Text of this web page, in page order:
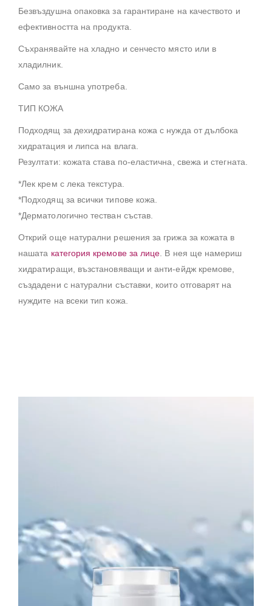
Безвъздушна опаковка за гарантиране на качеството и
ефективността на продукта.
Съхранявайте на хладно и сенчесто място или в
хладилник.
Само за външна употреба.
ТИП КОЖА
Подходящ за дехидратирана кожа с нужда от дълбока
хидратация и липса на влага.
Резултати: кожата става по-еластична, свежа и стегната.
*Лек крем с лека текстура.
*Подходящ за всички типове кожа.
*Дерматологично тестван състав.
Открий още натурални решения за грижа за кожата в
нашата категория кремове за лице . В нея ще намериш
хидратиращи, възстановяващи и анти-ейдж кремове,
създадени с натурални съставки, които отговарят на
нуждите на всеки тип кожа.